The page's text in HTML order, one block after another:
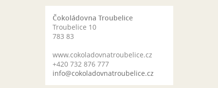
Čokoládovna Troubelice
Troubelice 10
783 83
www.cokoladovnatroubelice.cz
+420 732 876 777
info@cokoladovnatroubelice.cz